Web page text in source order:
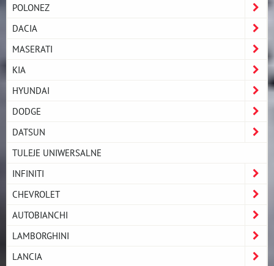
POLONEZ
DACIA
MASERATI
KIA
HYUNDAI
DODGE
DATSUN
TULEJE UNIWERSALNE
INFINITI
CHEVROLET
AUTOBIANCHI
LAMBORGHINI
LANCIA